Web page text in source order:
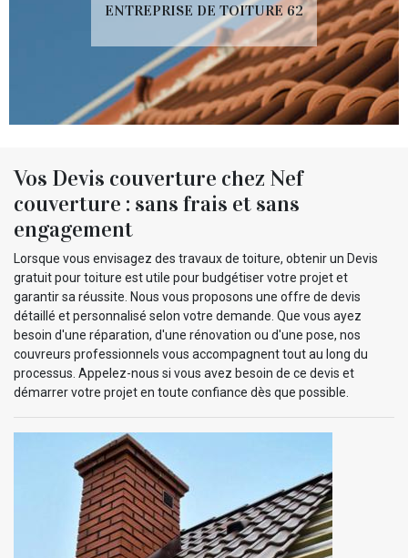
ENTREPRISE DE TOITURE 62
Vos Devis couverture chez Nef
couverture : sans frais et sans
engagement
Lorsque vous envisagez des travaux de toiture, obtenir un Devis
gratuit pour toiture est utile pour budgétiser votre projet et
garantir sa réussite. Nous vous proposons une offre de devis
détaillé et personnalisé selon votre demande. Que vous ayez
besoin d'une réparation, d'une rénovation ou d'une pose, nos
couvreurs professionnels vous accompagnent tout au long du
processus. Appelez-nous si vous avez besoin de ce devis et
démarrer votre projet en toute confiance dès que possible.